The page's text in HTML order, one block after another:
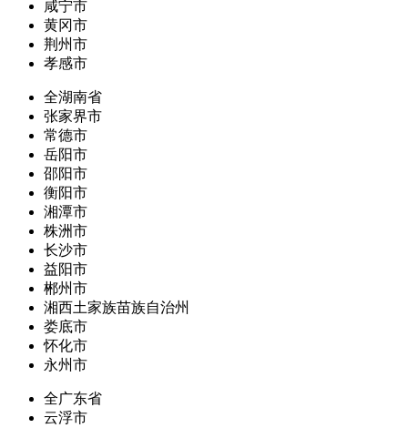
咸宁市
黄冈市
荆州市
孝感市
全湖南省
张家界市
常德市
岳阳市
邵阳市
衡阳市
湘潭市
株洲市
长沙市
益阳市
郴州市
湘西土家族苗族自治州
娄底市
怀化市
永州市
全广东省
云浮市